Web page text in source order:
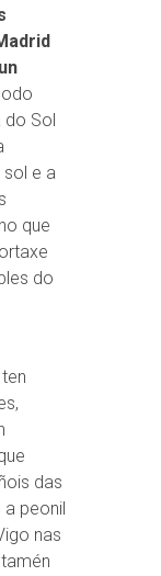
do Sol
e a
que
do
das
peonil
nas